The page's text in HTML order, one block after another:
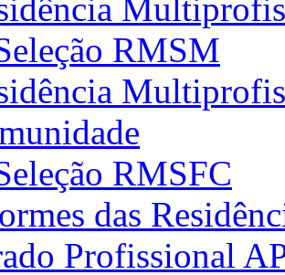
RMSM
RMSFC
das
Profissional